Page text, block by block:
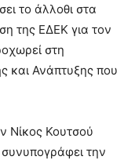
το άλλοθι στα
της ΕΔΕΚ για τον
στη
και Ανάπτυξης που
Νίκος Κουτσού
την